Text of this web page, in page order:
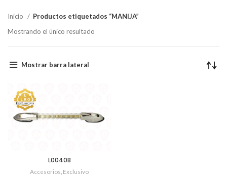
Inicio
Productos etiquetados “MANIJA”
Mostrando el único resultado
Mostrar barra lateral
L0040B
Accesorios Exclusivo